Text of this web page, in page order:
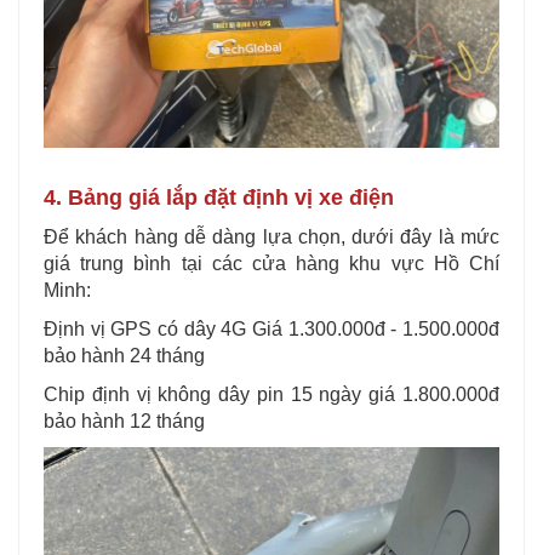
4. Bảng giá lắp đặt định vị xe điện
Để khách hàng dễ dàng lựa chọn, dưới đây là mức
giá trung bình tại các cửa hàng khu vực Hồ Chí
Minh:
Định vị GPS có dây 4G Giá 1.300.000đ - 1.500.000đ
bảo hành 24 tháng
Chip định vị không dây pin 15 ngày giá 1.800.000đ
bảo hành 12 tháng